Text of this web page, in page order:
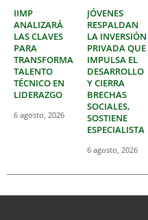
IIMP
ANALIZARÁ
LAS CLAVES
PARA
TRANSFORMAR
TALENTO
TÉCNICO EN
LIDERAZGO
6 agosto, 2026
JÓVENES
RESPALDAN
LA INVERSIÓN
PRIVADA QUE
IMPULSA EL
DESARROLLO
Y CIERRA
BRECHAS
SOCIALES,
SOSTIENE
ESPECIALISTA
6 agosto, 2026